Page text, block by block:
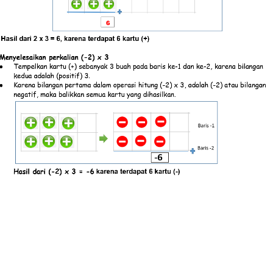
Hasil dari 2 x 3 = 6, karena terdapat 6 kartu (+)
perkalian (-2) x 3
●
Tempelkan kartu (+) sebanyak 3 buah pada baris ke-1 dan ke-2, karena bilangan
kedua adalah (positif) 3.
●
Karena bilangan pertama dalam operasi hitung (-2) x 3, adalah (-2) atau bilangan
negatif, maka balikkan semua kartu yang dihasilkan.
Hasil dari (-2) x 3 = -6 karena terdapat 6 kartu (-)